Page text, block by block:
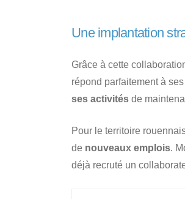
Une implantation
Grâce à cette
répond parfaitement à
ses activités de
Pour le territoire
de nouveaux emplois.
déjà recruté un